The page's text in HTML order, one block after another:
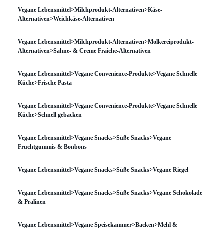
Vegane Lebensmittel>Milchprodukt-Alternativen>Käse-
Alternativen>Weichkäse-Alternativen
Vegane Lebensmittel>Milchprodukt-Alternativen>Molkereiprodukt-
Alternativen>Sahne- & Creme Fraiche-Alternativen
Vegane Lebensmittel>Vegane Convenience-Produkte>Vegane Schnelle
Küche>Frische Pasta
Vegane Lebensmittel>Vegane Convenience-Produkte>Vegane Schnelle
Küche>Schnell gebacken
Vegane Lebensmittel>Vegane Snacks>Süße Snacks>Vegane
Fruchtgummis & Bonbons
Vegane Lebensmittel>Vegane Snacks>Süße Snacks>Vegane Riegel
Vegane Lebensmittel>Vegane Snacks>Süße Snacks>Vegane Schokolade
& Pralinen
Vegane Lebensmittel>Vegane Speisekammer>Backen>Mehl &